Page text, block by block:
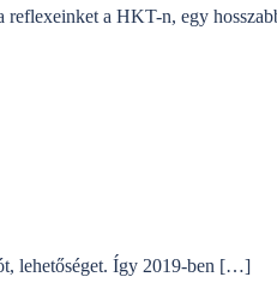
reflexeinket a HKT-n, egy
lehetőséget. Így 2019-ben […]